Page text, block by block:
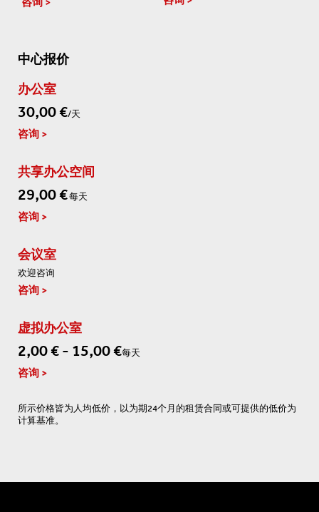
中心报价
办公室
30,00 €/天
咨询
共享办公空间
29,00 €每天
咨询
会议室
欢迎咨询
咨询
虚拟办公室
2,00 € - 15,00 €每天
咨询
所示价格皆为人均低价，以为期24个月的租赁合同或可提供的低价为
计算基准。